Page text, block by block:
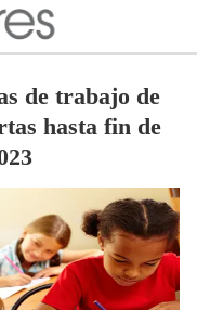
de trabajo de
hasta fin de